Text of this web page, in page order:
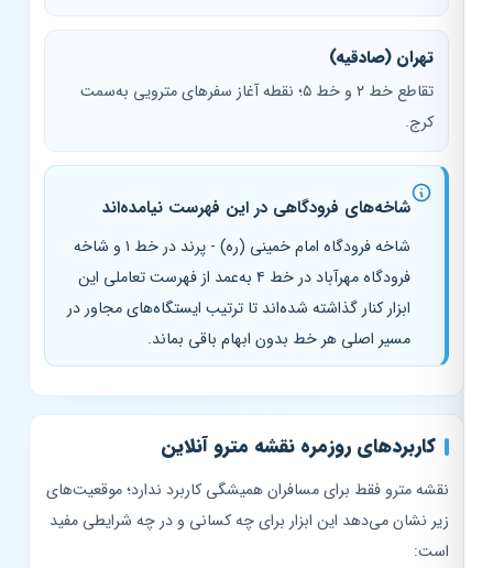
تهران (صادقیه)
تقاطع خط ۲ و خط ۵؛ نقطه آغاز سفرهای مترویی به‌سمت
کرج.
شاخه‌های فرودگاهی در این فهرست نیامده‌اند
شاخه فرودگاه امام خمینی (ره) - پرند در خط ۱ و شاخه
فرودگاه مهرآباد در خط ۴ به‌عمد از فهرست تعاملی این
ابزار کنار گذاشته شده‌اند تا ترتیب ایستگاه‌های مجاور در
مسیر اصلی هر خط بدون ابهام باقی بماند.
کاربردهای روزمره نقشه مترو آنلاین
نقشه مترو فقط برای مسافران همیشگی کاربرد ندارد؛ موقعیت‌های
زیر نشان می‌دهد این ابزار برای چه کسانی و در چه شرایطی مفید
است: